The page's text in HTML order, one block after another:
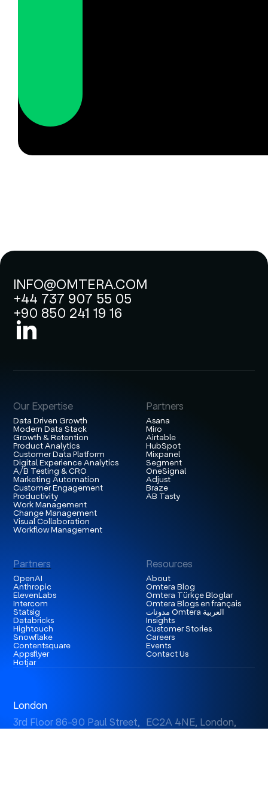
INFO@OMTERA.COM
+44 737 907 55 05
+90 850 241 19 16
Our Expertise
Data Driven Growth
Modern Data Stack
Growth & Retention
Product Analytics
Customer Data Platform
Digital Experience Analytics
A/B Testing & CRO
Marketing Automation
Customer Engagement
Productivity
Work Management
Change Management
Visual Collaboration
Workflow Management
Partners
Asana
Miro
Airtable
HubSpot
Mixpanel
Segment
OneSignal
Adjust
Braze
AB Tasty
Partners
OpenAI
Anthropic
ElevenLabs
Intercom
Statsig
Databricks
Hightouch
Snowflake
Contentsquare
Appsflyer
Hotjar
Resources
About
Omtera Blog
Omtera Türkçe Bloglar
Omtera Blogs en français
مدونات Omtera العربية
Insights
Customer Stories
Careers
Events
Contact Us
London
3rd Floor 86-90 Paul Street, EC2A 4NE, London,